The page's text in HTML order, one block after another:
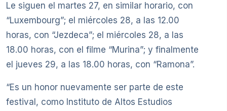
Le siguen el martes 27, en similar horario, con
“Luxembourg”; el miércoles 28, a las 12.00
horas, con “Jezdeca”; el miércoles 28, a las
18.00 horas, con el filme “Murina”; y finalmente
el jueves 29, a las 18.00 horas, con “Ramona”.
“Es un honor nuevamente ser parte de este
festival, como Instituto de Altos Estudios